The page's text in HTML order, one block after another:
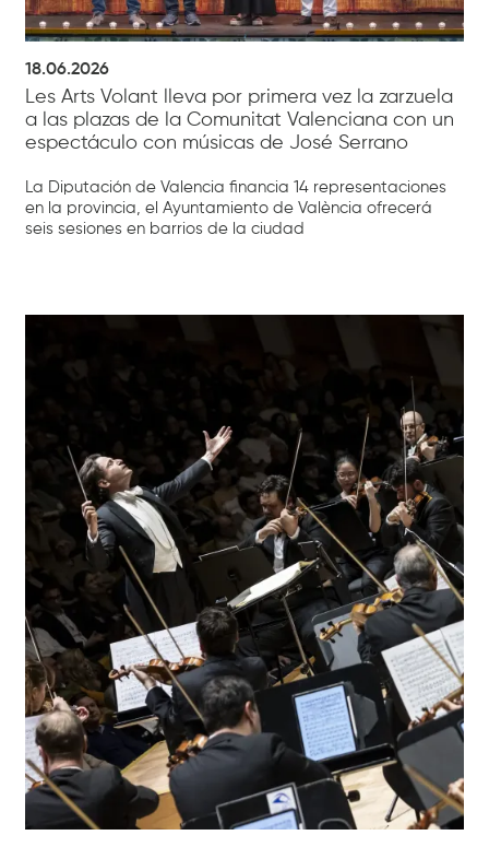
18.06.2026
Les Arts Volant lleva por primera vez la zarzuela
a las plazas de la Comunitat Valenciana con un
espectáculo con músicas de José Serrano
La Diputación de Valencia financia 14 representaciones
en la provincia, el Ayuntamiento de València ofrecerá
seis sesiones en barrios de la ciudad